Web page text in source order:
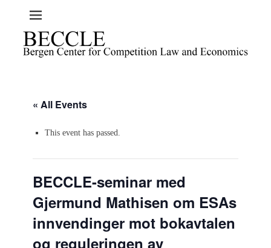
« All Events
This event has passed.
BECCLE-seminar med
Gjermund Mathisen om ESAs
innvendinger mot bokavtalen
og reguleringen av